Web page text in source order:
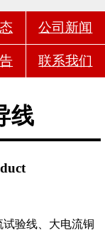
公司新闻
联系我们
线
验线、大电流铜